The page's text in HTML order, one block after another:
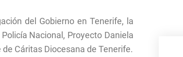
del Gobierno en Tenerife, la
Nacional, Proyecto Daniela
Cáritas Diocesana de Tenerife.